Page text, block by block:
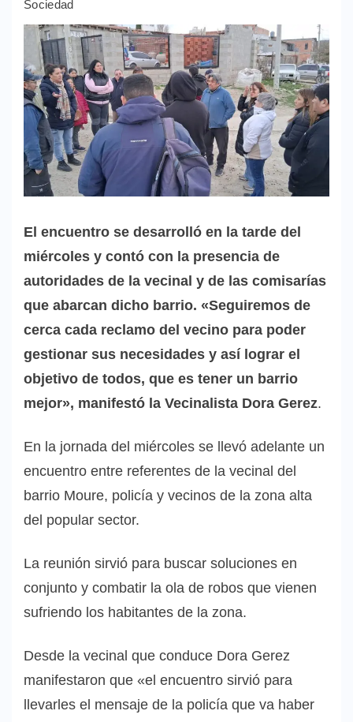
Sociedad
El encuentro se desarrolló en la tarde del
miércoles y contó con la presencia de
autoridades de la vecinal y de las comisarías
que abarcan dicho barrio. «Seguiremos de
cerca cada reclamo del vecino para poder
gestionar sus necesidades y así lograr el
objetivo de todos, que es tener un barrio
mejor», manifestó la Vecinalista Dora Gerez.
En la jornada del miércoles se llevó adelante un
encuentro entre referentes de la vecinal del
barrio Moure, policía y vecinos de la zona alta
del popular sector.
La reunión sirvió para buscar soluciones en
conjunto y combatir la ola de robos que vienen
sufriendo los habitantes de la zona.
Desde la vecinal que conduce Dora Gerez
manifestaron que «el encuentro sirvió para
llevarles el mensaje de la policía que va haber